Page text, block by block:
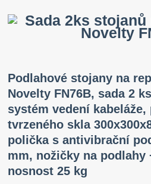
Podlahové stojany na
Novelty FN76B, sada 2
systém vedení kabeláže,
tvrzeného skla
polička s antivibrační
mm, nožičky na podlahy
nosnost 25 kg